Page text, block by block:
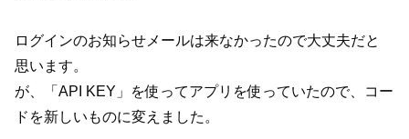
ログインのお知らせメールは来なかったので大丈夫だと
思います。
が、「API KEY」を使ってアプリを使っていたので、コー
ドを新しいものに変えました。